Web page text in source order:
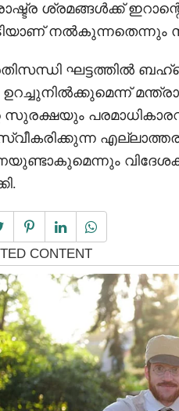
ശ്രമങ്ങൾക്ക്
നൽകുന്നതെന്നും
ഘട്ടത്തിൽ
സുരക്ഷയും